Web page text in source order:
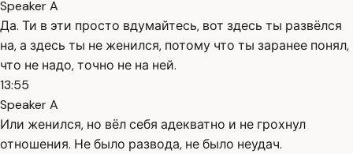
Speaker A
Да. Ти в эти просто вдумайтесь, вот здесь ты развёлся
на, а здесь ты не женился, потому что ты заранее понял,
что не надо, точно не на ней.
13:55
Speaker A
Или женился, но вёл себя адекватно и не грохнул
отношения. Не было развода, не было неудач.